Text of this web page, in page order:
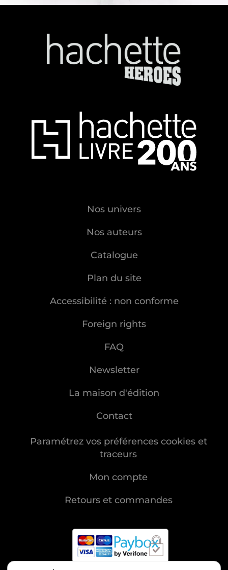
Nos univers
Nos auteurs
Catalogue
Plan du site
Accessibilité : non conforme
Foreign rights
FAQ
Newsletter
La maison d'édition
Contact
Paramétrez vos préférences cookies et
traceurs
Mon compte
Retours et commandes